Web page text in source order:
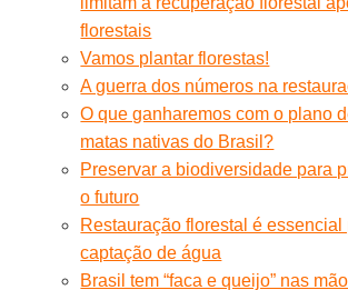
florestais
Vamos plantar florestas!
A guerra dos números na
O que ganharemos com o plano
matas nativas do Brasil?
Preservar a biodiversidade para
o futuro
Restauração florestal é essencial
captação de água
Brasil tem “faca e queijo” nas